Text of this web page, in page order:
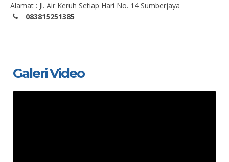
Alamat : Jl. Air Keruh Setiap Hari No. 14 Sumberjaya
083815251385
Galeri Video